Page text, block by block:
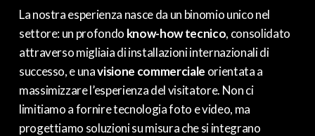
La nostra esperienza nasce da un binomio unico nel
settore: un profondo know-how tecnico, consolidato
attraverso migliaia di installazioni internazionali di
successo, e unavisione commerciale orientata a
massimizzare l’esperienza del visitatore. Non ci
limitiamo a fornire tecnologia foto e video, ma
progettiamo soluzioni su misura che si integrano